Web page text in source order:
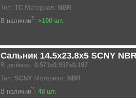
Тип: TC Материал: NBR
В наличии?: >100 шт.
Сальник 14.5x23.8x5 SCNY
В дюймах: 0.571x0.937x0.197
Тип: SCNY Материал: NBR
В наличии?: 48 шт.